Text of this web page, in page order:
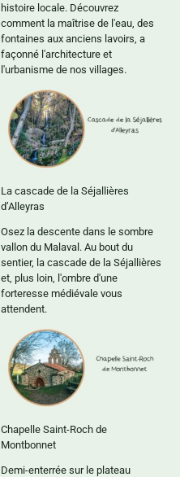
histoire locale. Découvrez
comment la maîtrise de l'eau, des
fontaines aux anciens lavoirs, a
façonné l'architecture et
l'urbanisme de nos villages.
La cascade de la Séjallières
d’Alleyras
Osez la descente dans le sombre
vallon du Malaval. Au bout du
sentier, la cascade de la Séjallières
et, plus loin, l'ombre d'une
forteresse médiévale vous
attendent.
Chapelle Saint-Roch de
Montbonnet
Demi-enterrée sur le plateau